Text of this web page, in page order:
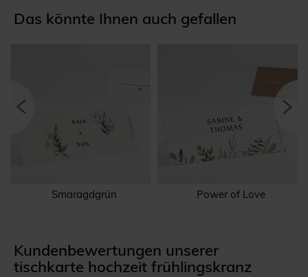
Das könnte Ihnen auch gefallen
Smaragdgrün Power of Love
Kundenbewertungen unserer
tischkarte hochzeit frühlingskranz